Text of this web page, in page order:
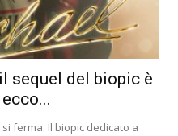
sequel del biopic è
ferma. Il biopic dedicato a